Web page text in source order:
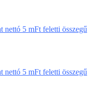
nettó 5 mFt feletti összegű
nettó 5 mFt feletti összegű